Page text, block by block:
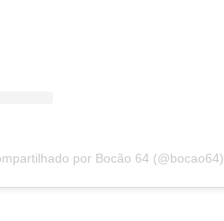
por Bocão 64 (@bocao64)